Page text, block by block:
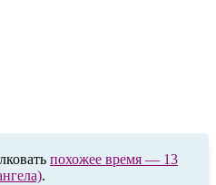
похожее время — 13
.